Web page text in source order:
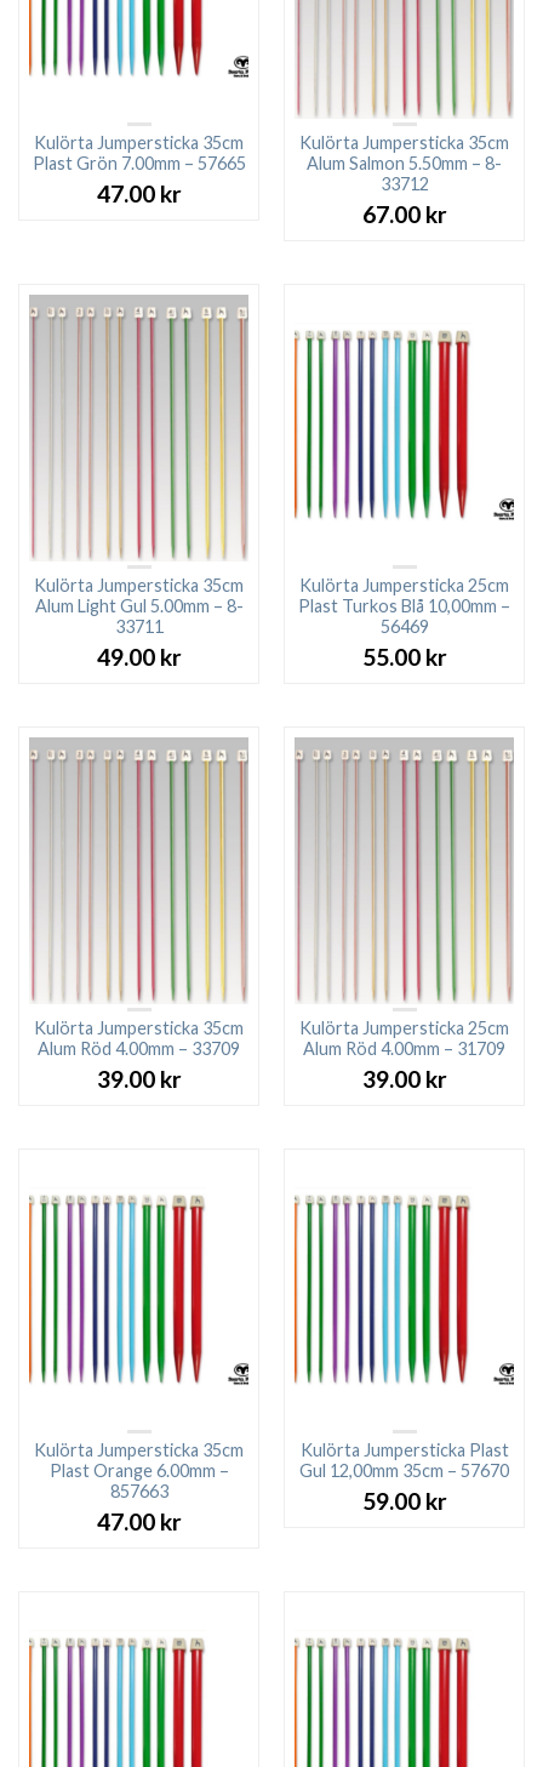
Kulörta Jumpersticka 35cm
Plast Grön 7.00mm – 57665
47.00 kr
Kulörta Jumpersticka 35cm
Alum Salmon 5.50mm – 8-
33712
67.00 kr
Kulörta Jumpersticka 35cm
Alum Light Gul 5.00mm – 8-
33711
49.00 kr
Kulörta Jumpersticka 25cm
Plast Turkos Blå 10,00mm –
56469
55.00 kr
Kulörta Jumpersticka 35cm
Alum Röd 4.00mm – 33709
39.00 kr
Kulörta Jumpersticka 25cm
Alum Röd 4.00mm – 31709
39.00 kr
Kulörta Jumpersticka 35cm
Plast Orange 6.00mm –
857663
47.00 kr
Kulörta Jumpersticka Plast
Gul 12,00mm 35cm – 57670
59.00 kr